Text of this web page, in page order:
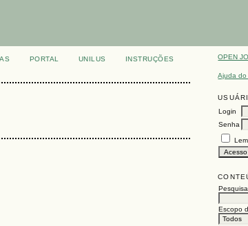
OPEN
Ajuda do
Login
Senha
Pesquisa
Escopo
PORTAL UNILUS
INSTRUÇÕES